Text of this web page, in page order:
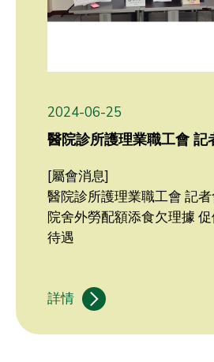
2024-06-25
醫院診所護理業職工會 記
[屬會消息]
醫院診所護理業職工會 記
院舍外勞配額添食欠理據
待遇
詳情